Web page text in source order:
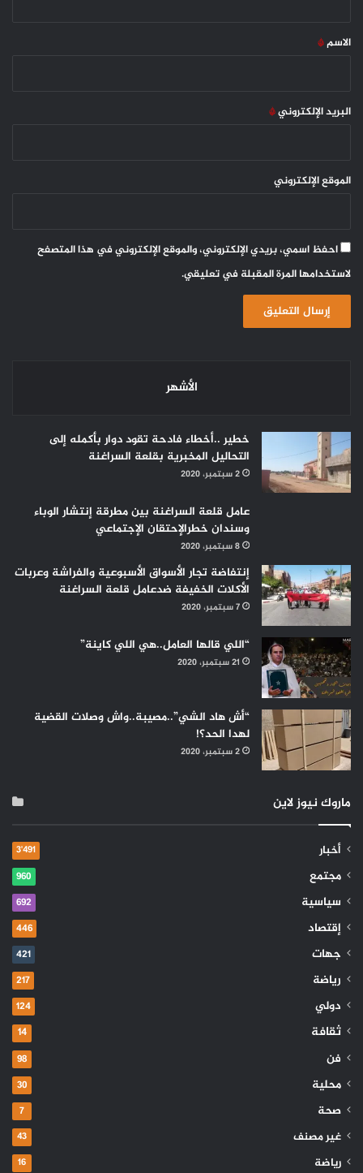
*
الاسم*
البريد الإلكتروني*
الموقع الإلكتروني
احفظ اسمي، بريدي الإلكتروني، والموقع الإلكتروني في هذا المتصفح
لاستخدامها المرة المقبلة في تعليقي.
الأشهر
خطير ..أخطاء فادحة تقود دوار بأكمله إلى
التحاليل المخبرية بقلعة السراغنة
2 سبتمبر، 2020
عامل قلعة السراغنة بين مطرقة إنتشار الوباء
وسندان خطرالإحتقان الإجتماعي
8 سبتمبر، 2020
إنتفاضة تجار الأسواق الأسبوعية والفراشة وعربات
الأكلات الخفيفة ضدعامل قلعة السراغنة
7 سبتمبر، 2020
“اللي قالها العامل..هي اللي كاينة”
21 سبتمبر، 2020
“أش هاد الشي”..مصيبة..واش وصلات القضية
لهدا الحد؟!
2 سبتمبر، 2020
ماروك نيوز لاين
أخبار 3٬491
مجتمع 960
سياسية 692
إقتصاد 446
جهات 421
رياضة 217
دولي 124
ثقافة 14
فن 98
محلية 30
صحة 7
غير مصنف 43
رياضة 16